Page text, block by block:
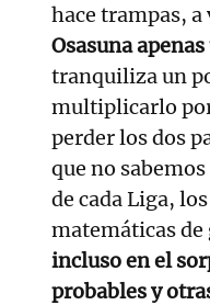
hace trampas,
Osasuna
tranquiliza un
multiplicarlo
perder los dos
que no
de cada Liga,
matemáticas de
incluso en el
probables y